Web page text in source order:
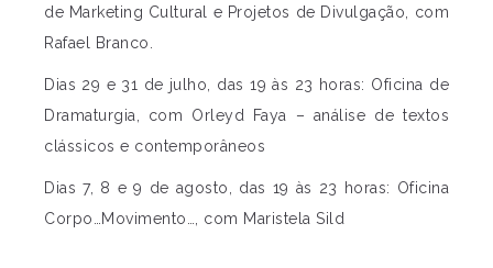
de Marketing Cultural e Projetos de Divulgação, com
Rafael Branco.
Dias 29 e 31 de julho, das 19 às 23 horas: Oficina de
Dramaturgia, com Orleyd Faya – análise de textos
clássicos e contemporâneos
Dias 7, 8 e 9 de agosto, das 19 às 23 horas: Oficina
Corpo…Movimento…, com Maristela Sild